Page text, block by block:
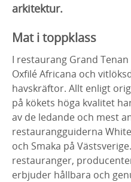
arkitektur.
Mat i toppklass
I restaurang Grand
Oxfilé Africana och
havskräftor. Allt enligt
på kökets höga kvalitet
av de ledande och mest
restaurangguiderna
och Smaka på
restauranger,
erbjuder hållbara och